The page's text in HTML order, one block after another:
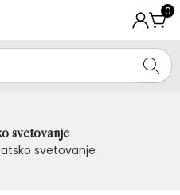
0
svetovanje
svetovanje